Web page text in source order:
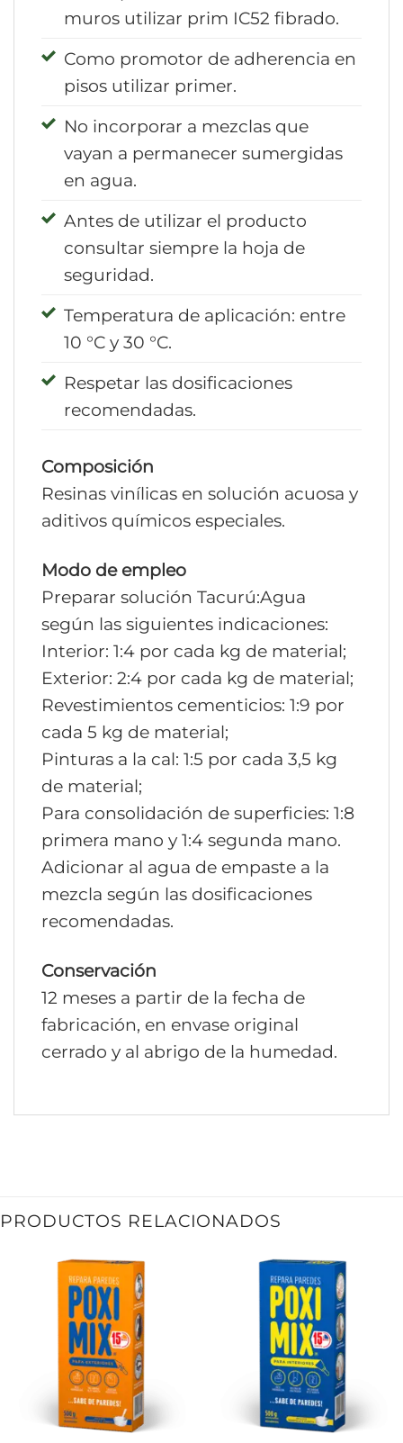
muros utilizar prim IC52 fibrado.
Como promotor de adherencia en
pisos utilizar primer.
No incorporar a mezclas que
vayan a permanecer sumergidas
en agua.
Antes de utilizar el producto
consultar siempre la hoja de
seguridad.
Temperatura de aplicación: entre
10 °C y 30 °C.
Respetar las dosificaciones
recomendadas.
Composición
Resinas vinílicas en solución acuosa y
aditivos químicos especiales.
Modo de empleo
Preparar solución Tacurú:Agua
según las siguientes indicaciones:
Interior: 1:4 por cada kg de material;
Exterior: 2:4 por cada kg de material;
Revestimientos cementicios: 1:9 por
cada 5 kg de material;
Pinturas a la cal: 1:5 por cada 3,5 kg
de material;
Para consolidación de superficies: 1:8
primera mano y 1:4 segunda mano.
Adicionar al agua de empaste a la
mezcla según las dosificaciones
recomendadas.
Conservación
12 meses a partir de la fecha de
fabricación, en envase original
cerrado y al abrigo de la humedad.
PRODUCTOS RELACIONADOS